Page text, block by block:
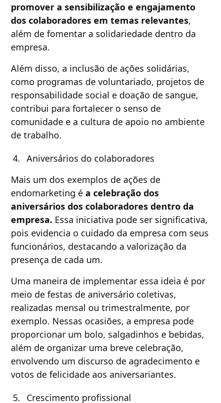
promover a sensibilização e engajamento
dos colaboradores em temas relevantes,
além de fomentar a solidariedade dentro da
empresa.
Além disso, a inclusão de ações solidárias,
como programas de voluntariado, projetos de
responsabilidade social e doação de sangue,
contribui para fortalecer o senso de
comunidade e a cultura de apoio no ambiente
de trabalho.
Aniversários do colaboradores
Mais um dos exemplos de ações de
endomarketing éa celebração dos
aniversários dos colaboradores dentro da
empresa. Essa iniciativa pode ser significativa,
pois evidencia o cuidado da empresa com seus
funcionários, destacando a valorização da
presença de cada um.
Uma maneira de implementar essa ideia é por
meio de festas de aniversário coletivas,
realizadas mensal ou trimestralmente, por
exemplo. Nessas ocasiões, a empresa pode
proporcionar um bolo, salgadinhos e bebidas,
além de organizar uma breve celebração,
envolvendo um discurso de agradecimento e
votos de felicidade aos aniversariantes.
Crescimento profissional